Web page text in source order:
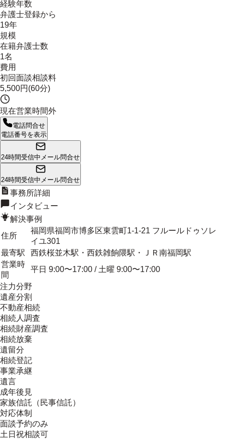
経験年数
弁護士登録から
19年
規模
在籍弁護士数
1名
費用
初回面談相談料
5,500円(60分)
現在営業時間外
電話問合せ
電話番号を表示
24時間受信中 メール問合せ
24時間受信中 メール問合せ
事務所詳細
インタビュー
解決事例
住所
福岡県福岡市博多区東雲町1-1-21 フルールドゥソレ
イユ301
最寄駅
西鉄桜並木駅・西鉄雑餉隈駅・ＪＲ南福岡駅
営業時
間
平日 9:00〜17:00 / 土曜 9:00〜17:00
注力分野
遺産分割
不動産相続
相続人調査
相続財産調査
相続放棄
遺留分
相続登記
事業承継
遺言
成年後見
家族信託（民事信託）
対応体制
面談予約のみ
土日祝相談可